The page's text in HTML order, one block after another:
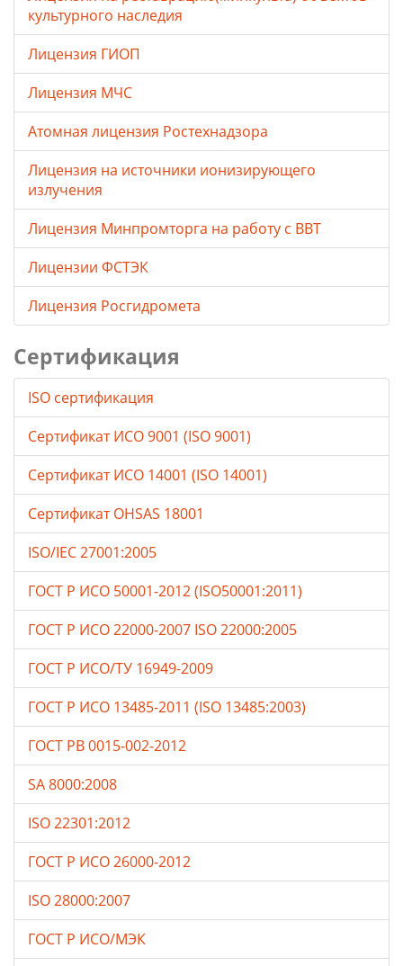
культурного наследия
Лицензия ГИОП
Лицензия МЧС
Атомная лицензия Ростехнадзора
Лицензия на источники ионизирующего
излучения
Лицензия Минпромторга на работу с ВВТ
Лицензии ФСТЭК
Лицензия Росгидромета
Сертификация
ISO сертификация
Сертификат ИСО 9001 (ISO 9001)
Сертификат ИСО 14001 (ISO 14001)
Сертификат OHSAS 18001
ISO/IEC 27001:2005
ГОСТ Р ИСО 50001-2012 (ISO50001:2011)
ГОСТ Р ИСО 22000-2007 ISO 22000:2005
ГОСТ Р ИСО/ТУ 16949-2009
ГОСТ Р ИСО 13485-2011 (ISO 13485:2003)
ГОСТ РВ 0015-002-2012
SA 8000:2008
ISO 22301:2012
ГОСТ Р ИСО 26000-2012
ISO 28000:2007
ГОСТ Р ИСО/МЭК